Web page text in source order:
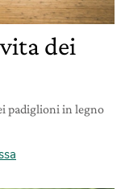
dei
padiglioni in legno